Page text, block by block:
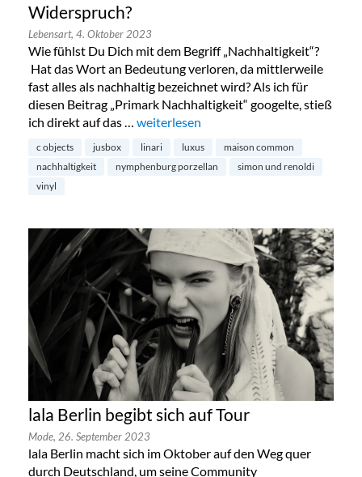
Widerspruch?
Lebensart, 4. Oktober 2023
Wie fühlst Du Dich mit dem Begriff „Nachhaltigkeit“?
Hat das Wort an Bedeutung verloren, da mittlerweile
fast alles als nachhaltig bezeichnet wird? Als ich für
diesen Beitrag „Primark Nachhaltigkeit“ googelte, stieß
ich direkt auf das … „Nachhaltigkeit und Luxus – ein
weiterlesen
c objects jusbox linari luxus
maison common
nachhaltigkeit
nymphenburg porzellan
simon und renoldi
vinyl
lala Berlin begibt sich auf Tour
Mode, 26. September 2023
lala Berlin macht sich im Oktober auf den Weg quer
durch Deutschland, um seine Community